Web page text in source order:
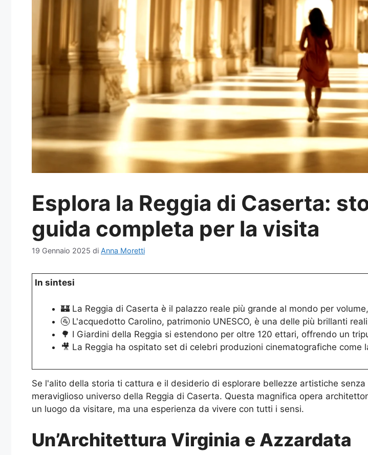
Esplora la Reggia di Caserta:
guida completa per la visita
19 Gennaio 2025 di Anna Moretti
In sintesi
🏰 La Reggia di Caserta è il palazzo reale più grande al mondo per
🚰 L'acquedotto Carolino, patrimonio UNESCO, è una delle più brillanti
🌳 I Giardini della Reggia si estendono per oltre 120 ettari, offrendo un
🎥 La Reggia ha ospitato set di celebri produzioni cinematografiche come
Se l'alito della storia ti cattura e il desiderio di esplorare bellezze artistiche
meraviglioso universo della Reggia di Caserta. Questa magnifica opera
un luogo da visitare, ma una esperienza da vivere con tutti i sensi.
Un’Architettura Virginia e Azzardata